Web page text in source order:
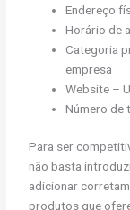
Endereço
Horário de
Categoria
empresa
Website –
Número de
Para ser
não basta
adicionar
produtos que